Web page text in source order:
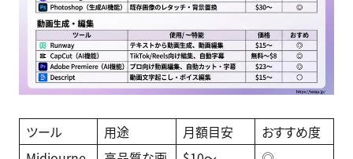
ツール 用途 月額目安
おすすめ度